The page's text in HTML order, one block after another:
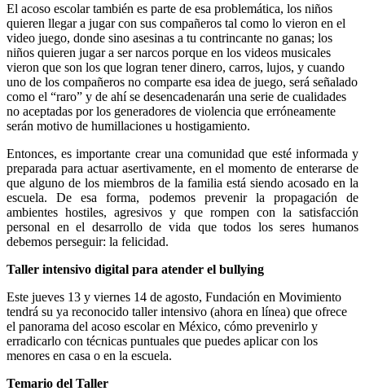
El acoso escolar también es parte de esa problemática, los niños
quieren llegar a jugar con sus compañeros tal como lo vieron en el
video juego, donde sino asesinas a tu contrincante no ganas; los
niños quieren jugar a ser narcos porque en los videos musicales
vieron que son los que logran tener dinero, carros, lujos, y cuando
uno de los compañeros no comparte esa idea de juego, será señalado
como el “raro” y de ahí se desencadenarán una serie de cualidades
no aceptadas por los generadores de violencia que erróneamente
serán motivo de humillaciones u hostigamiento.
Entonces, es importante crear una comunidad que esté informada y
preparada para actuar asertivamente, en el momento de enterarse de
que alguno de los miembros de la familia está siendo acosado en la
escuela. De esa forma, podemos prevenir la propagación de
ambientes hostiles, agresivos y que rompen con la satisfacción
personal en el desarrollo de vida que todos los seres humanos
debemos perseguir: la felicidad.
Taller intensivo digital para atender el bullying
Este jueves 13 y viernes 14 de agosto, Fundación en Movimiento
tendrá su ya reconocido taller intensivo (ahora en línea) que ofrece
el panorama del acoso escolar en México, cómo prevenirlo y
erradicarlo con técnicas puntuales que puedes aplicar con los
menores en casa o en la escuela.
Temario del Taller